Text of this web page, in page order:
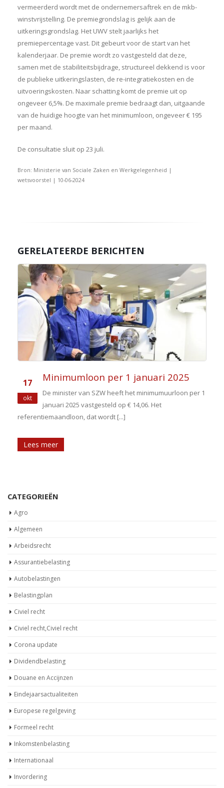
vermeerderd wordt met de ondernemersaftrek en de mkb-
winstvrijstelling. De premiegrondslag is gelijk aan de
uitkeringsgrondslag. Het UWV stelt jaarlijks het
premiepercentage vast. Dit gebeurt voor de start van het
kalenderjaar. De premie wordt zo vastgesteld dat deze,
samen met de stabiliteitsbijdrage, structureel dekkend is voor
de publieke uitkeringslasten, de re-integratiekosten en de
uitvoeringskosten. Naar schatting komt de premie uit op
ongeveer 6,5%. De maximale premie bedraagt dan, uitgaande
van de huidige hoogte van het minimumloon, ongeveer € 195
per maand.
De consultatie sluit op 23 juli.
Bron: Ministerie van Sociale Zaken en Werkgelegenheid |
wetsvoorstel | 10-06-2024
GERELATEERDE BERICHTEN
17
okt
Minimumloon per 1 januari 2025
De minister van SZW heeft het minimumuurloon per 1
januari 2025 vastgesteld op € 14,06. Het
referentiemaandloon, dat wordt [...]
Lees meer
CATEGORIEËN
Agro
Algemeen
Arbeidsrecht
Assurantiebelasting
Autobelastingen
Belastingplan
Civiel recht
Civiel recht,Civiel recht
Corona update
Dividendbelasting
Douane en Accijnzen
Eindejaarsactualiteiten
Europese regelgeving
Formeel recht
Inkomstenbelasting
Internationaal
Invordering